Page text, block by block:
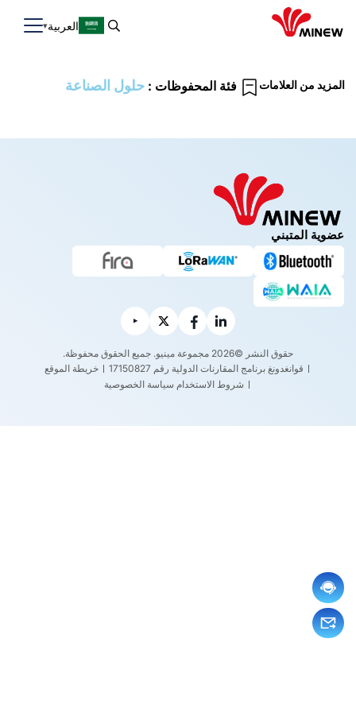
العربية
فئة المحفوظات : حلول الصناعة المزيد من العلامات
عضوية المتبني
حقوق النشر ©2026 مجموعة مينيو. جميع الحقوق محفوظة.
قوانغدونغ برنامج المقارنات الدولية رقم 17150827
خريطة الموقع
شروط الاستخدام سياسة الخصوصية